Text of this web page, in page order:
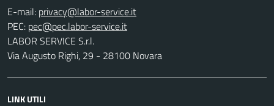
E-mail:
PEC:
LABOR SERVICE S.r.l.
Via Augusto Righi, 29 - 28100 Novara
LINK UTILI